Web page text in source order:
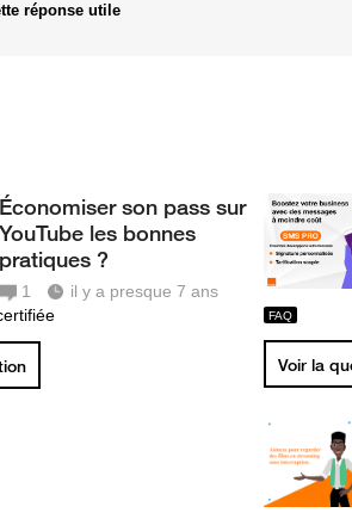
réponse utile
Économiser son pass sur
YouTube les bonnes
pratiques ?
1
il y a presque 7 ans
Voir la